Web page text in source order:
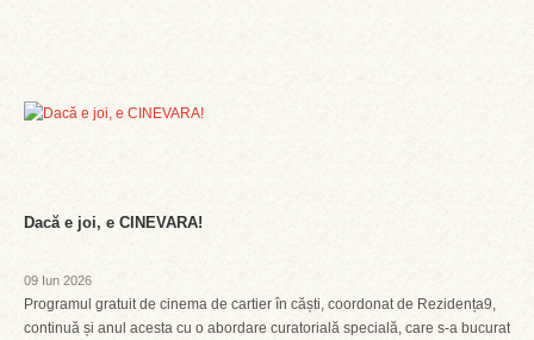
Dacă e joi, e CINEVARA!
09 Iun 2026
Programul gratuit de cinema de cartier în căști, coordonat de Rezidența9,
continuă și anul acesta cu o abordare curatorială specială, care s-a bucurat